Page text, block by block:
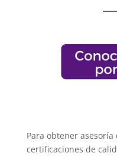
Para obtener
certificaciones de